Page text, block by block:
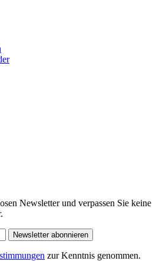
Newsletter und verpassen Sie keine
Newsletter abonnieren
zur Kenntnis genommen.